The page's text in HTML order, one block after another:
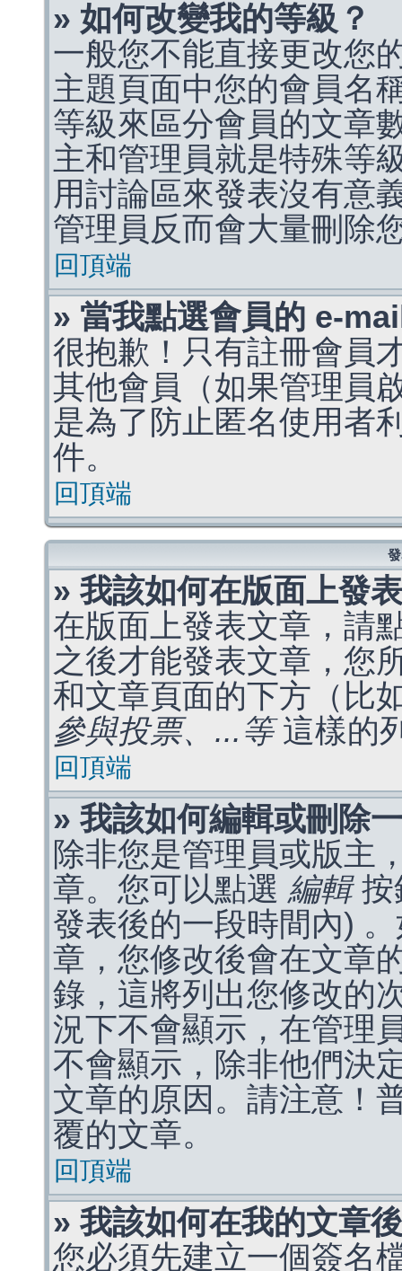
» 如何改變我的等級？
一般您不能直接更改您
主題頁面中您的會員名
等級來區分會員的文章
主和管理員就是特殊等
用討論區來發表沒有意
管理員反而會大量刪除
回頂端
» 當我點選會員的 e-
很抱歉！只有註冊會員
其他會員（如果管理員
是為了防止匿名使用者
件。
回頂端
» 我該如何在版面上發
在版面上發表文章，請
之後才能發表文章，您
和文章頁面的下方（比
參與投票、...等這樣的
回頂端
» 我該如何編輯或刪除
除非您是管理員或版主
章。您可以點選 編輯按
發表後的一段時間內)
章，您修改後會在文章
錄，這將列出您修改的
況下不會顯示，在管理
不會顯示，除非他們決
文章的原因。請注意！
覆的文章。
回頂端
» 我該如何在我的文章
您必須先建立一個簽名